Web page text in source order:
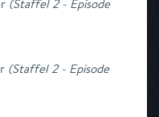
(Staffel 2 - Episode
(Staffel 2 - Episode